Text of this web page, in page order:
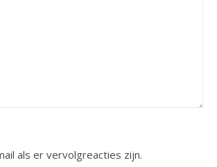
als er vervolgreacties zijn.